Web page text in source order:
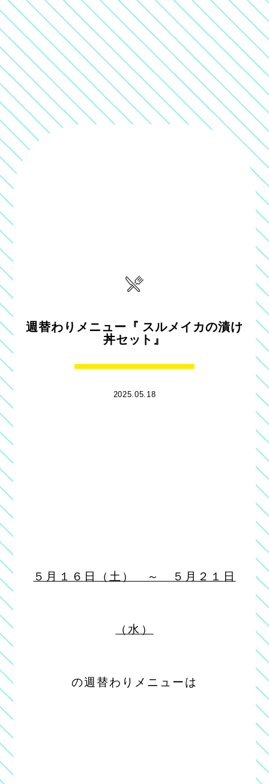
週替わりメニュー『 スルメイカの漬け
丼セット』
2025.05.18
５月１６ 日（土） ～ ５月２１ 日
（水）
の週替わりメニューは